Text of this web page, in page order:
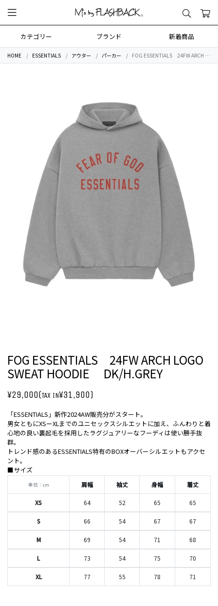
カテゴリー ブランド 新着商品
HOME ESSENTIALS アウター パーカー FOG ESSENTIALS 24FW ARCH LOGO SWEAT HOODIE DK/H.GREY
FOG ESSENTIALS 24FW ARCH LOGO
SWEAT HOODIE DK/H.GREY
¥29,000(TAX IN¥31,900)
「ESSENTIALS」新作2024AW販売分がスタート。
男女ともにXSーXLまでのユニセックスシルエットに加え、ふんわりと着
心地の良い裏起毛を採用したラグジュアリーなフーディは使い勝手抜
群。
トレンド感のあるESSENTIALS特有のBOXオーバーシルエットもアクセ
ント。
■サイズ
単位：cm 肩幅 袖丈 身幅 着丈
XS 64 52 65 65
S 66 54 67 67
M 69 54 71 68
L 73 54 75 70
XL 77 55 78 71